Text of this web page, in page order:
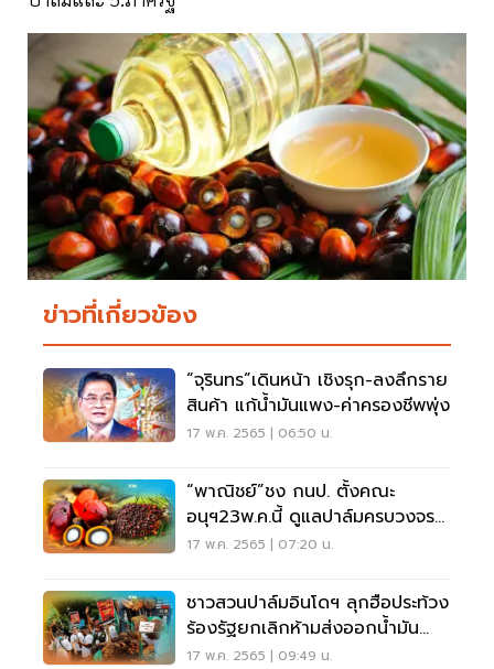
ข่าวที่เกี่ยวข้อง
“จุรินทร”เดินหน้า เชิงรุก-ลงลึกราย
สินค้า แก้น้ำมันแพง-ค่าครองชีพพุ่ง
17 พ.ค. 2565 | 06:50 น.
“พาณิชย์”ชง กนป. ตั้งคณะ
อนุฯ23พ.ค.นี้ ดูแลปาล์มครบวงจร
ทั้งราคา-ปริมาณ
17 พ.ค. 2565 | 07:20 น.
ชาวสวนปาล์มอินโดฯ ลุกฮือประท้วง
ร้องรัฐยกเลิกห้ามส่งออกน้ำมัน
ปาล์ม
17 พ.ค. 2565 | 09:49 น.